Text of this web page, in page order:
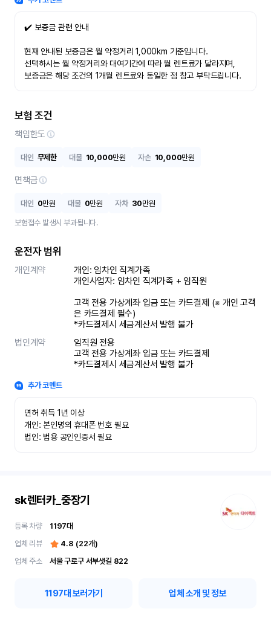
✔️ 보증금 관련 안내
현재 안내된 보증금은 월 약정거리 1,000km 기준입니다.
선택하시는 월 약정거리와 대여기간에 따라 월 렌트료가 달라지며,
보증금은 해당 조건의 1개월 렌트료와 동일한 점 참고 부탁드립니다.
보험 조건
책임한도
대인 무제한 대물 10,000만원 자손 10,000만원
면책금
대인 0만원 대물 0만원 자차 30만원
보험접수 발생시 부과됩니다.
운전자 범위
개인계약
개인: 임차인 직계가족
개인사업자: 임차인 직계가족 + 임직원
고객 전용 가상계좌 입금 또는 카드결제 (※ 개인 고객
은 카드결제 필수)
*카드결제시 세금계산서 발행 불가
법인계약
임직원 전용
고객 전용 가상계좌 입금 또는 카드결제
*카드결제시 세금계산서 발행 불가
추가 코멘트
면허 취득 1년 이상
개인: 본인명의 휴대폰 번호 필요
법인: 범용 공인인증서 필요
sk렌터카_중장기
등록 차량 1197대
업체 리뷰
4.8 (22개)
업체 주소
서울 구로구 서부샛길 822
1197대 보러가기 업체 소개 및 정보